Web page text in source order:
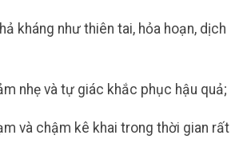
kháng như thiên tai, hỏa hoạn, dịch
nhẹ và tự giác khắc phục hậu quả;
và chậm kê khai trong thời gian rất